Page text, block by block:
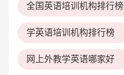
全国英语培训机构排行榜
学英语培训机构排行榜
网上外教学英语哪家好